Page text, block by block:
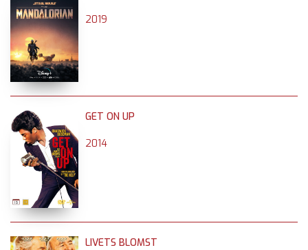
2019
GET ON UP
2014
LIVETS BLOMST